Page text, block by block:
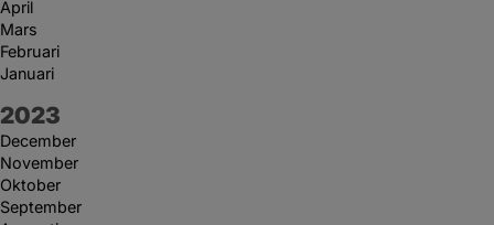
April
Mars
Februari
Januari
År:
2023
December
November
Oktober
September